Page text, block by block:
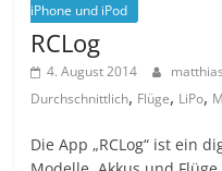
iPhone und iPod
RCLog
4. August 2014 matthias
Durchschnittlich, Flüge, LiPo,
Die App „RCLog“ ist ein